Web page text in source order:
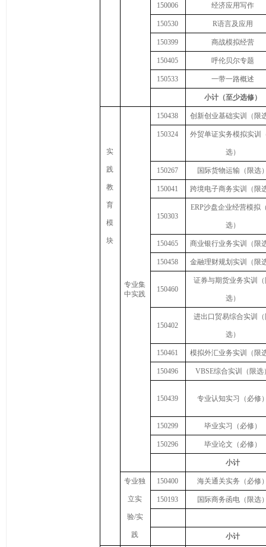
150006 经济应用写作
150530 R语言及应用
150399 商战模拟经营
150405 呼伦贝尔专题
150533 一带一路概述
小计（至少选修）
实
践
教
育
模
块
专业集
中实践
150438 创新创业基础实训（限
150324 外贸单证实务模拟实训
选）
150267 国际货物运输（限选
150041 跨境电子商务实训（限
150303
ERP沙盘企业经营模拟
选）
150465 商业银行业务实训（限
150458 金融理财规划实训（限
150460
证券与期货业务实训
选）
150402
进出口贸易综合实训
选）
150461 模拟外汇业务实训（限
150496 VBSE综合实训（ 限选
150439 专业认知实习 （必修
150299 毕业实习 （必修）
150296 毕业论文 （必修）
小计
专业独
立实
验/实
践
150400 海关通关实务（必修
150193 国际商务函电（限选
小计